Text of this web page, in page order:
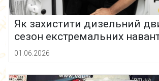
Як захистити дизельний
сезон екстремальних
01.06.2026